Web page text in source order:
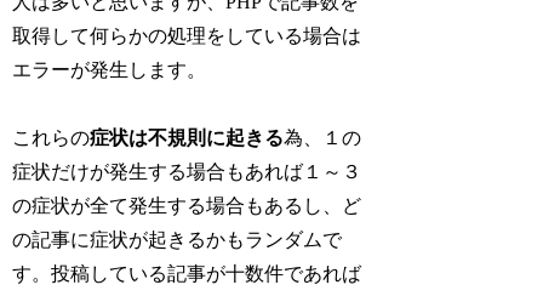
取得して何らかの処理をしている場合は
エラーが発生します。
これらの症状は不規則に起きる為、１の
症状だけが発生する場合もあれば１～３
の症状が全て発生する場合もあるし、ど
の記事に症状が起きるかもランダムで
す。投稿している記事が十数件であれば